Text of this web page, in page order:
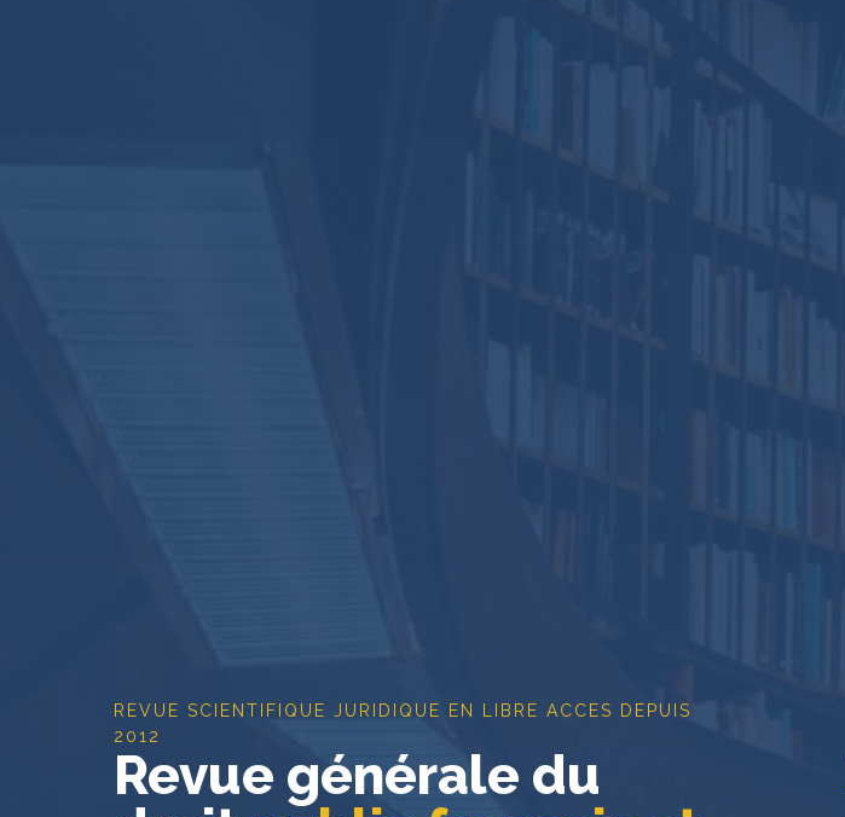
REVUE SCIENTIFIQUE JURIDIQUE EN LIBRE ACCES DEPUIS
2012
Revue générale du